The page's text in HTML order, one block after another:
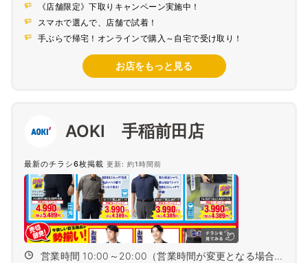
《店舗限定》下取りキャンペーン実施中！
スマホで選んで、店舗で試着！
手ぶらで帰宅！オンラインで購入～自宅で受け取り！
お店をもっと見る
AOKI 手稲前田店
最新のチラシ6枚掲載 更新: 約1時間前
営業時間 10:00～20:00（営業時間が変更となる場合